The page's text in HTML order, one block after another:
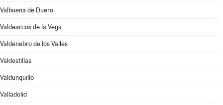
Valbuena de Duero
Valdearcos de la Vega
Valdenebro de los Valles
Valdestillas
Valdunquillo
Valladolid